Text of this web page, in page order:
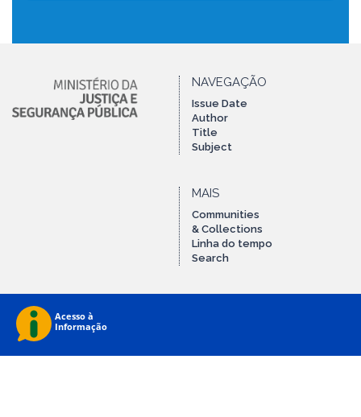
NAVEGAÇÃO
Issue Date
Author
Title
Subject
MAIS
Communities
& Collections
Linha do tempo
Search